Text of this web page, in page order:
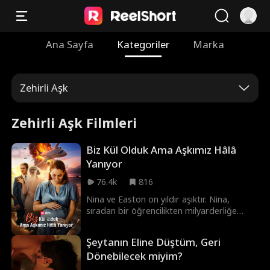
Ana Sayfa Kategoriler Marka
Zehirli Aşk
Zehirli Aşk Filmleri
Biz Kül Olduk Ama Aşkımız Hâlâ
Yanıyor
76.4k
816
Nina ve Easton on yıldır aşıktır. Nina,
sıradan bir öğrencilikten milyarderliğe
zirvesindeyken Nina onu iş ortağı Candice
ile çok samimi yakalar. Candice'in de
Şeytanın Eline Düştüm, Geri
Dönebilecek miyim?